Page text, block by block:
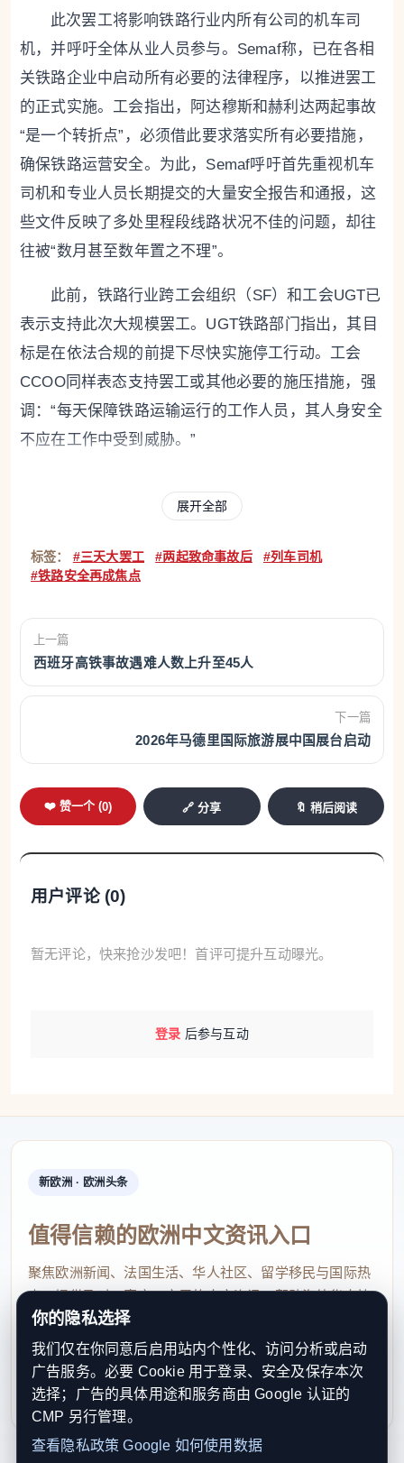
此次罢工将影响铁路行业内所有公司的机车司
机，并呼吁全体从业人员参与。Semaf称，已在各相
关铁路企业中启动所有必要的法律程序，以推进罢工
的正式实施。工会指出，阿达穆斯和赫利达两起事故
“是一个转折点”，必须借此要求落实所有必要措施，
确保铁路运营安全。为此，Semaf呼吁首先重视机车
司机和专业人员长期提交的大量安全报告和通报，这
些文件反映了多处里程段线路状况不佳的问题，却往
往被“数月甚至数年置之不理”。
此前，铁路行业跨工会组织（SF）和工会UGT已
表示支持此次大规模罢工。UGT铁路部门指出，其目
标是在依法合规的前提下尽快实施停工行动。工会
CCOO同样表态支持罢工或其他必要的施压措施，强
调：“每天保障铁路运输运行的工作人员，其人身安全
不应在工作中受到威胁。”
公司工会组织USO也对机车司机罢工表示声援，呼吁
萨瓦拉表示，在短短三天内发生两起致命事故，“采取
展开接触，推动更多车上服务人员参与动员。
SEMAF要求追究刑事责任
在阿达穆斯和赫利达事故之后，Semaf明确表
示，将要求对负责铁路网络和基础设施安全的相关人
区的铁路服务恢复必须在具备充分安全保障的前提下
在全国铁路网络中统一适用相同的应急处置程序。
该工会表示，对三名机车司机的死亡“感到极度悲
乘客的安全。Semaf指出，今后在每次出勤前，“所有
理上不具备继续上岗条件的员工，及时向管理层说明
铁路工会在声明中表示，已要求在Adif和Renfe集
团召开劳动冲突委员会会议，作为在相关企业（包括
Renfe集团旗下的Logirail）发起罢工的前置步骤。“我
们不能等到有更多工人在履职过程中失去生命，”工会
强调，“必须立即对一系列失序状况作出回应。”
具体诉求包括：建立强制执行的安全协议，在官
方发布红色预警时立即暂停铁路服务；制定铁路基础
设施和车辆维护恢复计划；在存在安全或舒适性缺
展开全部
标签： #三天大罢工 #两起致命事故后
#列车司机
#铁路安全再成焦点
上一篇
西班牙高铁事故遇难人数上升至45人
下一篇
2026年马德里国际旅游展中国展台启动
❤️ 赞一个 (0) 🔗 分享 🔖 稍后阅读
用户评论 (0)
暂无评论，快来抢沙发吧！首评可提升互动曝光。
登录 后参与互动
新欧洲 · 欧洲头条
值得信赖的欧洲中文资讯入口
聚焦欧洲新闻、法国生活、华人社区、留学移民与国际热
点，提供及时、真实、实用的中文资讯，帮助海外华人快
速了解欧洲动态。
contact@xinouzhou.com
服务支持、版权与合作：工作日优先处理站务、投稿与权
利通知
你的隐私选择
我们仅在你同意后启用站内个性化、访问分析或启动
广告服务。必要 Cookie 用于登录、安全及保存本次
选择；广告的具体用途和服务商由 Google 认证的
CMP 另行管理。
查看隐私政策 Google 如何使用数据